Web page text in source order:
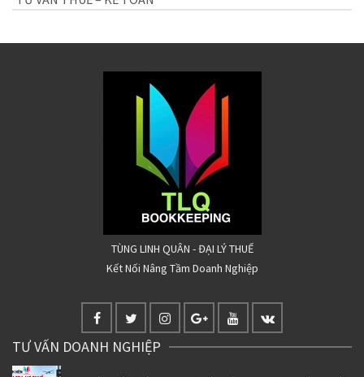
TÙNG LINH QUÂN - ĐẠI LÝ THUẾ
Kết Nối Nâng Tầm Doanh Nghiệp
TƯ VẤN DOANH NGHIỆP